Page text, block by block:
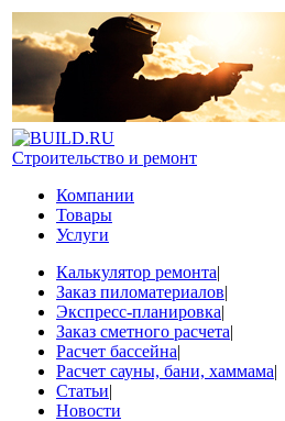
Строительство и ремонт
Компании
Товары
Услуги
Калькулятор ремонта|
Заказ пиломатериалов|
Экспресс-планировка|
Заказ сметного расчета|
Расчет бассейна|
Расчет сауны, бани, хаммама|
Статьи|
Новости